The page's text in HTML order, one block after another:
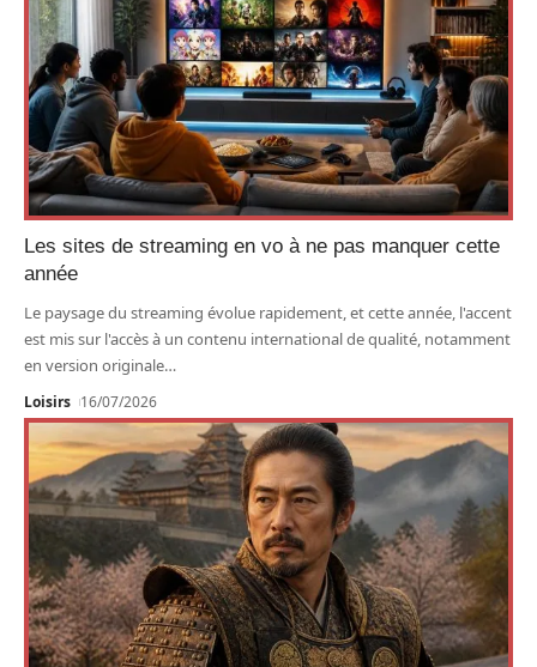
Les sites de streaming en vo à ne pas manquer cette
année
Le paysage du streaming évolue rapidement, et cette année, l'accent
est mis sur l'accès à un contenu international de qualité, notamment
en version originale…
Loisirs 16/07/2026